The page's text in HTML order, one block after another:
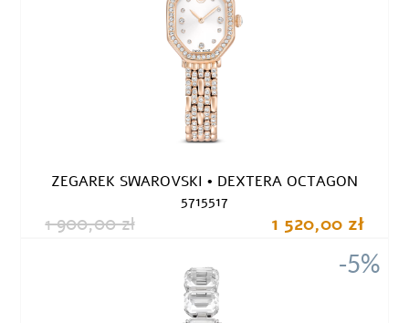
ZEGAREK SWAROVSKI • DEXTERA OCTAGON
5715517
1 900,00 zł 1 520,00 zł
-5%